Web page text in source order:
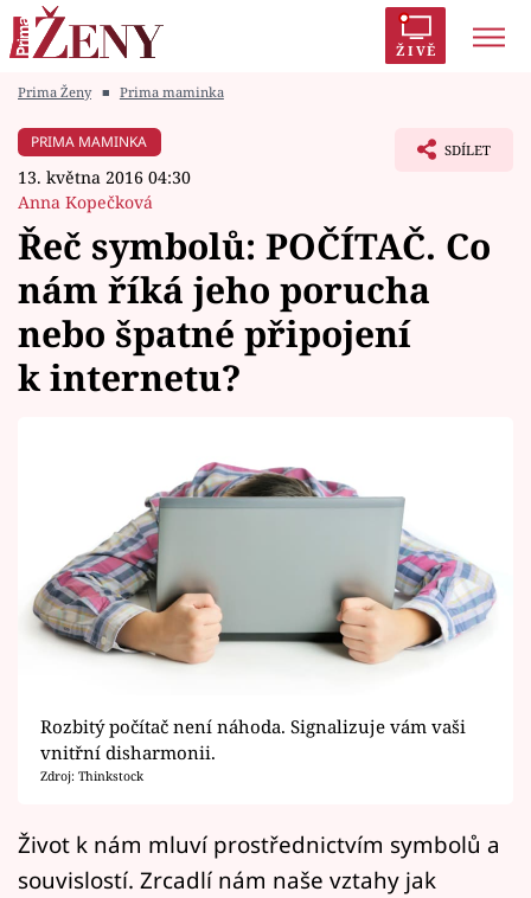
ŽIVĚ
Módní alarm
Zrádci
Témata
Celebrity
Horoskopy
Sledujte prima+
Filmový festival Karlovy Vary
Mámy sobě
Přihlášení
Prima Ženy ■ Prima maminka
PRIMA MAMINKA
13. května 2016 04:30
Anna Kopečková
SDÍLET
Řeč symbolů: POČÍTAČ. Co
nám říká jeho porucha
nebo špatné připojení
k internetu?
Rozbitý počítač není náhoda. Signalizuje vám vaši
vnitřní disharmonii.
Zdroj: Thinkstock
Život k nám mluví prostřednictvím symbolů a
souvislostí. Zrcadlí nám naše vztahy jak